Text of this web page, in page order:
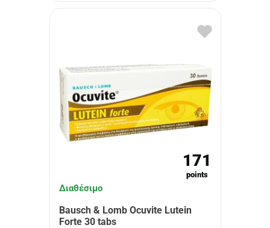
171
points
Διαθέσιμο
Bausch & Lomb Ocuvite Lutein
Forte 30 tabs